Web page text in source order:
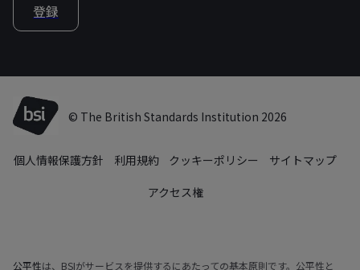
登録
© The British Standards Institution 2026
個人情報保護方針 利用規約 クッキーポリシー
サイトマップ
アクセス権
公平性は、BSIがサービスを提供するにあたっての基本原則です。公平性と